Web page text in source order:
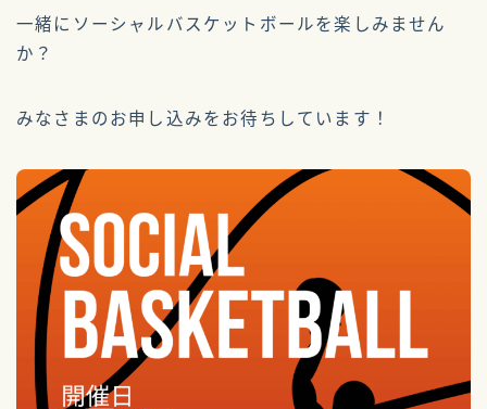
協賛団体
チャリティーグッズ
寄付金募集
お問い合わせ
一緒にソーシャルバスケットボールを楽しみません
か？
みなさまのお申し込みをお待ちしています！